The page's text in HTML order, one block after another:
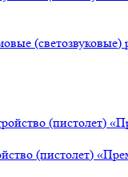
(светозвуковые)
(пистолет)